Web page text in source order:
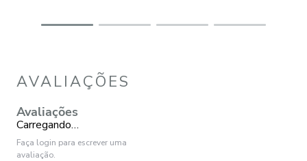
AVALIAÇÕES
Avaliações
Carregando…
Faça login para escrever uma
avaliação.